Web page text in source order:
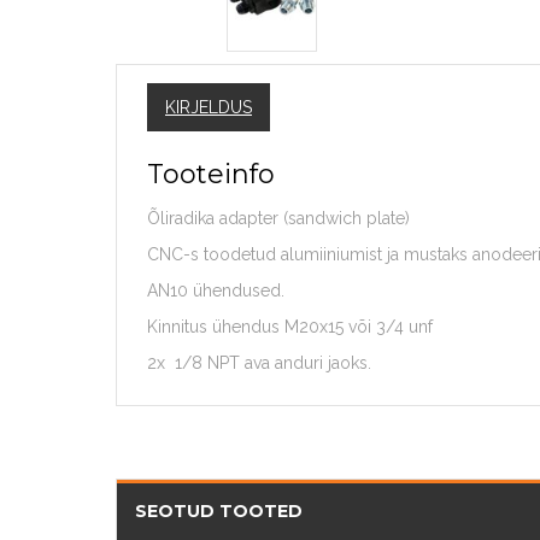
KIRJELDUS
Tooteinfo
Õliradika adapter (sandwich plate)
CNC-s toodetud alumiiniumist ja mustaks
AN10 ühendused.
Kinnitus ühendus M20x15 või 3/4 unf
2x 1/8 NPT ava anduri jaoks.
SEOTUD TOOTED